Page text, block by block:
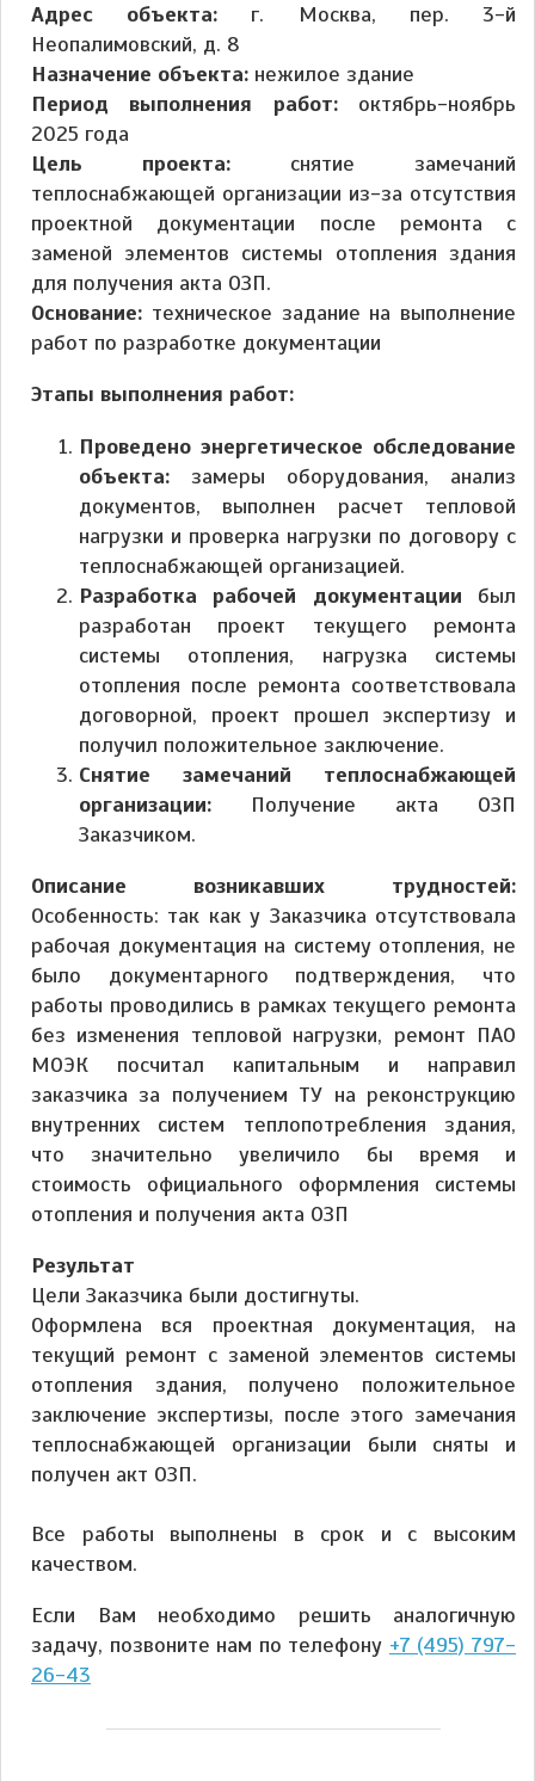
Адрес объекта: г. Москва, пер. 3-й
Неопалимовский, д. 8
Назначение объекта: нежилое здание
Период выполнения работ:октябрь-ноябрь
2025 года
Цель проекта: снятие замечаний
теплоснабжающей организации из-за отсутствия
проектной документации после ремонта с
заменой элементов системы отопления здания
для получения акта ОЗП.
Основание: техническое задание на выполнение
работ по разработке документации
Этапы выполнения работ:
Проведено энергетическое обследование
объекта: замеры оборудования, анализ
документов, выполнен расчет тепловой
нагрузки и проверка нагрузки по договору с
теплоснабжающей организацией.
Разработка рабочей документации был
разработан проект текущего ремонта
системы отопления, нагрузка системы
отопления после ремонта соответствовала
договорной, проект прошел экспертизу и
получил положительное заключение.
Снятие замечаний теплоснабжающей
организации: Получение акта ОЗП
Заказчиком.
Описание возникавших трудностей:
Особенность: так как у Заказчика отсутствовала
рабочая документация на систему отопления, не
было документарного подтверждения, что
работы проводились в рамках текущего ремонта
без изменения тепловой нагрузки, ремонт ПАО
МОЭК посчитал капитальным и направил
заказчика за получением ТУ на реконструкцию
внутренних систем теплопотребления здания,
что значительно увеличило бы время и
стоимость официального оформления системы
отопления и получения акта ОЗП
Результат
Цели Заказчика были достигнуты.
Оформлена вся проектная документация, на
текущий ремонт с заменой элементов системы
отопления здания, получено положительное
заключение экспертизы, после этого замечания
теплоснабжающей организации были сняты и
получен акт ОЗП.
Все работы выполнены в срок и с высоким
качеством.
Если Вам необходимо решить аналогичную
задачу, позвоните нам по телефону +7 (495) 797-
26-43